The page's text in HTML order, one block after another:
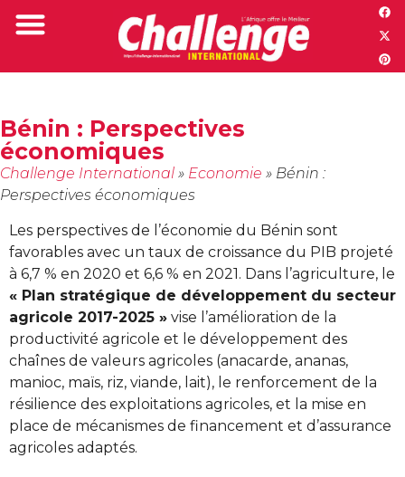
Bénin : Perspectives
économiques
Challenge International » Economie » Bénin :
Perspectives économiques
Les perspectives de l’économie du Bénin sont
favorables avec un taux de croissance du PIB projeté
à 6,7 % en 2020 et 6,6 % en 2021. Dans l’agriculture, le
« Plan stratégique de développement du secteur
agricole 2017-2025 » vise l’amélioration de la
productivité agricole et le développement des
chaînes de valeurs agricoles (anacarde, ananas,
manioc, maïs, riz, viande, lait), le renforcement de la
résilience des exploitations agricoles, et la mise en
place de mécanismes de financement et d’assurance
agricoles adaptés.